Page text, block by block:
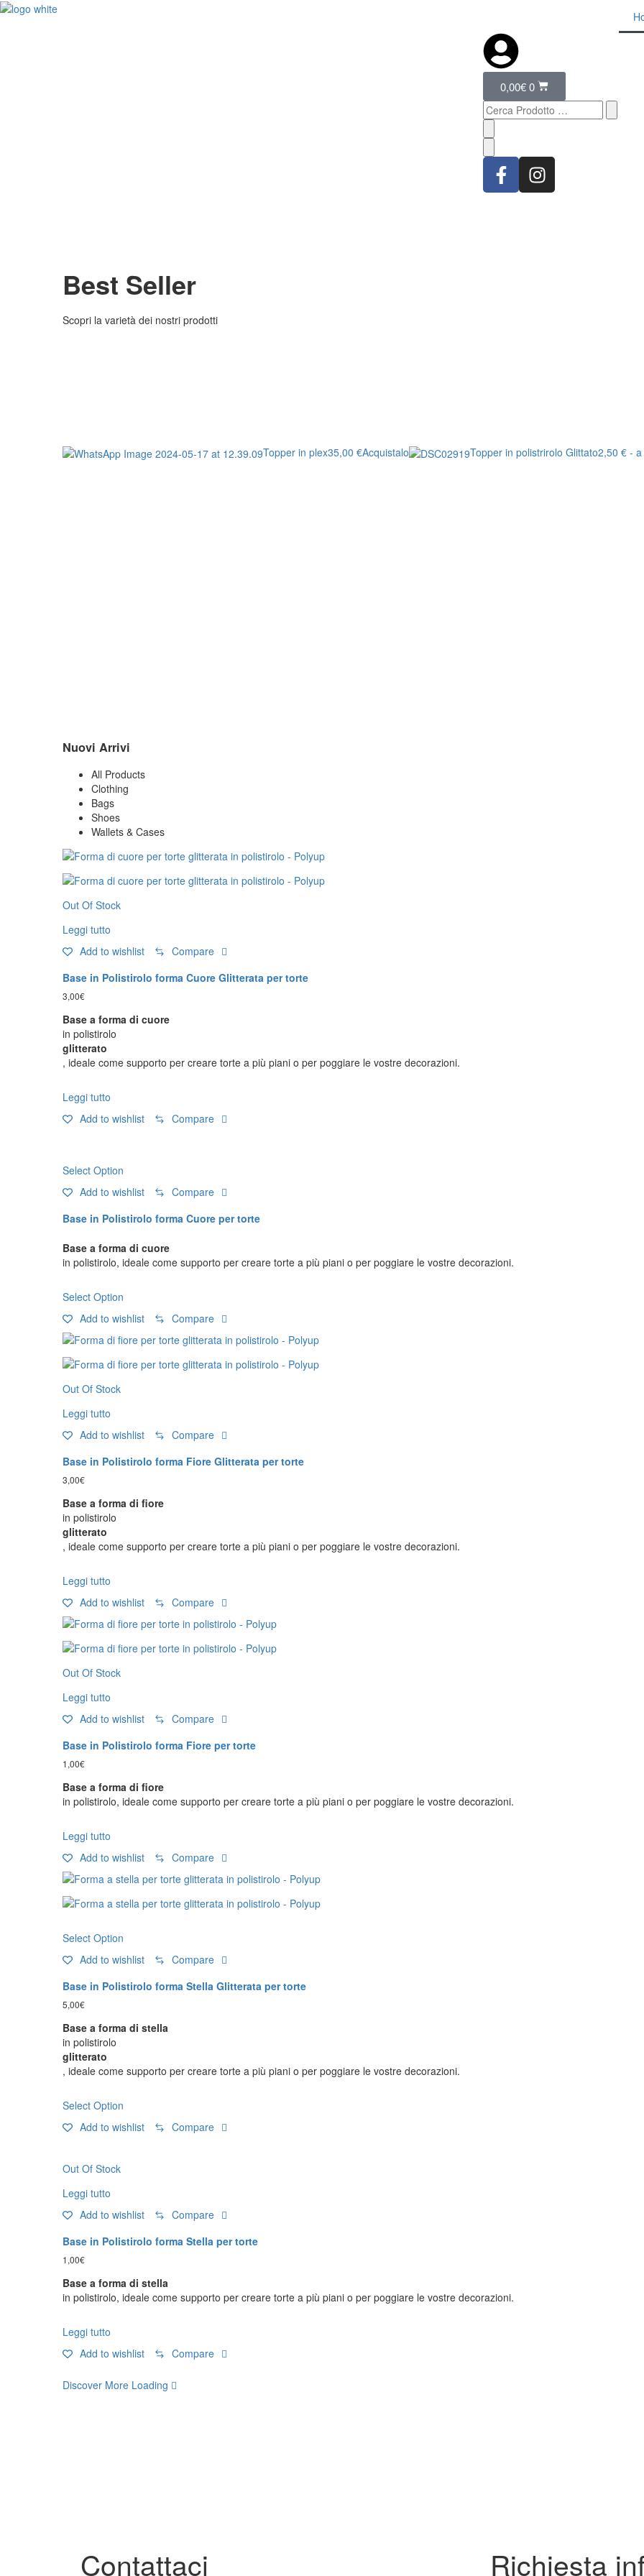
0,00€0
Topper Scopri di Più
Best Seller
Scopri la varietà dei nostri prodotti
Topper in plex35,00 €Acquistalo Topper in polistrirolo Glittato2,50 € -
Nuovi Arrivi
All Products
Clothing
Bags
Shoes
Wallets & Cases
Out Of Stock
Leggi tutto
Add to wishlist
Compare
Base in Polistirolo forma Cuore Glitterata per torte
3,00€
Base a forma di cuore
in polistirolo
glitterato
, ideale come supporto per creare torte a più piani o per poggiare le vostre decorazioni.
Leggi tutto
Add to wishlist
Compare
Select Option
Add to wishlist
Compare
Base in Polistirolo forma Cuore per torte
Base a forma di cuore
in polistirolo, ideale come supporto per creare torte a più piani o per poggiare le vostre decorazioni.
Select Option
Add to wishlist
Compare
Out Of Stock
Leggi tutto
Add to wishlist
Compare
Base in Polistirolo forma Fiore Glitterata per torte
3,00€
Base a forma di fiore
in polistirolo
glitterato
, ideale come supporto per creare torte a più piani o per poggiare le vostre decorazioni.
Leggi tutto
Add to wishlist
Compare
Out Of Stock
Leggi tutto
Add to wishlist
Compare
Base in Polistirolo forma Fiore per torte
1,00€
Base a forma di fiore
in polistirolo, ideale come supporto per creare torte a più piani o per poggiare le vostre decorazioni.
Leggi tutto
Add to wishlist
Compare
Select Option
Add to wishlist
Compare
Base in Polistirolo forma Stella Glitterata per torte
5,00€
Base a forma di stella
in polistirolo
glitterato
, ideale come supporto per creare torte a più piani o per poggiare le vostre decorazioni.
Select Option
Add to wishlist
Compare
Out Of Stock
Leggi tutto
Add to wishlist
Compare
Base in Polistirolo forma Stella per torte
1,00€
Base a forma di stella
in polistirolo, ideale come supporto per creare torte a più piani o per poggiare le vostre decorazioni.
Leggi tutto
Add to wishlist
Compare
Discover More Loading
Contattaci Richiesta